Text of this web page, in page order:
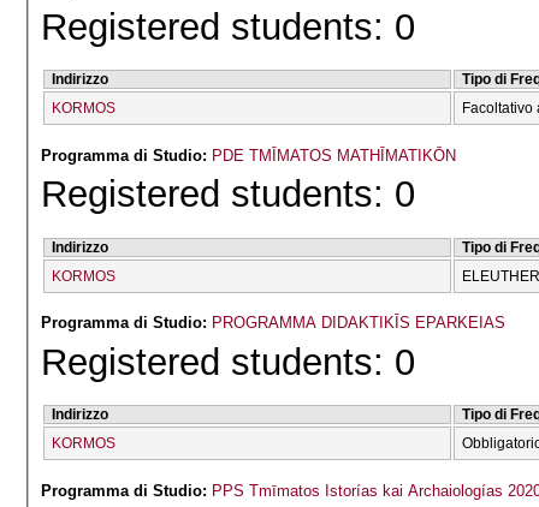
Registered students: 0
Indirizzo
Tipo di
KORMOS
Facoltativo
Programma di Studio: PDE TMĪMATOS MATHĪMATIKŌN
Registered students: 0
Indirizzo
Tipo di
KORMOS
Programma di Studio: PROGRAMMA DIDAKTIKĪS EPARKEIAS
Registered students: 0
Indirizzo
Tipo di
KORMOS
Programma di Studio: PPS Tmīmatos Istorías kai Archaiologías